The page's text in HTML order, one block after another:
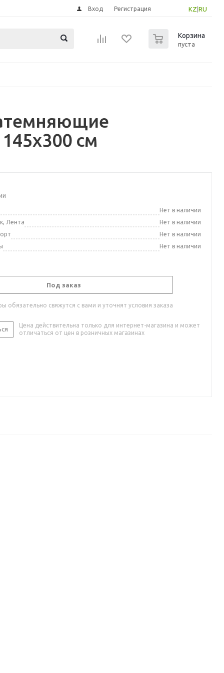
KZ RU
Вход Регистрация
Корзина
пуста
см
Нет в наличии
Лента
Нет в наличии
Нет в наличии
Нет в наличии
Под заказ
обязательно свяжутся с вами и уточнят условия заказа
Цена действительна только для интернет-магазина и может
отличаться от цен в розничных магазинах